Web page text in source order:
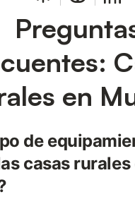
en
de
casas rurales